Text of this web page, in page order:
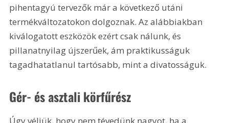
pihentagyú tervezők már a következő utáni
termékváltozatokon dolgoznak. Az alábbiakban
kiválogatott eszközök ezért csak nálunk, és
pillanatnyilag újszerűek, ám praktikusságuk
tagadhatatlanul tartósabb, mint a divatosságuk.
Gér- és asztali körfűrész
Úgy véljük, hogy nem tévedünk nagyot, ha a